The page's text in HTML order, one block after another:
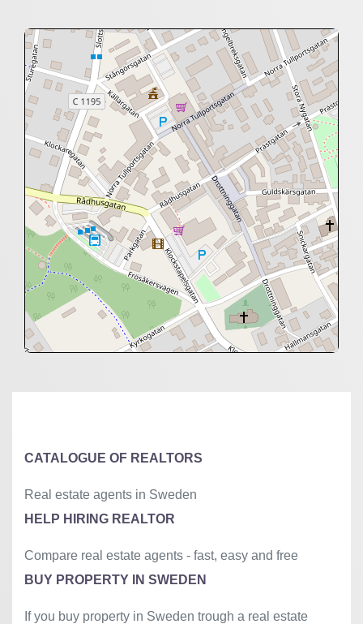
CATALOGUE OF REALTORS
Real estate agents in Sweden
HELP HIRING REALTOR
Compare real estate agents - fast, easy and free
BUY PROPERTY IN SWEDEN
If you buy property in Sweden trough a real estate